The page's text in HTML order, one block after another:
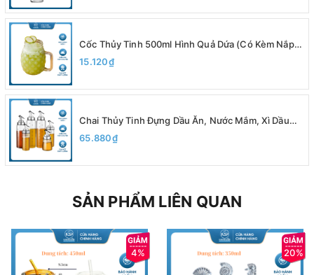
Cốc Thủy Tinh 500ml Hình Quả Dứa (Có Kèm Nắp),
Ly Quai Thủy Tinh Cao Cấp - North Star Packing
15.120₫
Chai Thủy Tinh Đựng Dầu Ăn, Nước Mắm, Xì Dầu
200ml 300ml 500ml, Có Vạch Chia, Vòi Rót, Chất
Liệu Thủy Tinh Borosilicate
65.880₫
SẢN PHẨM LIÊN QUAN
4% 20%